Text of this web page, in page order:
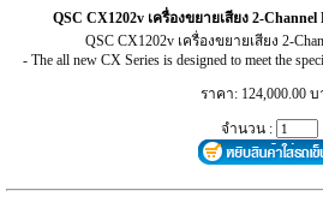
QSC CX1202v เครื่องขยายเสียง 2-Channel
QSC CX1202v เครื่องขยายเสียง 2-
- The all new CX Series is designed to meet the
ราคา: 124,000.00
จำนวน :